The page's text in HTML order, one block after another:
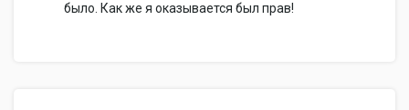
было. Как же я оказывается был прав!